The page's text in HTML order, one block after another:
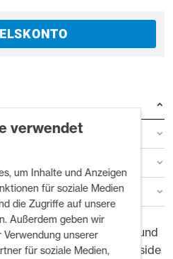
verwendet
um Inhalte und Anzeigen
für soziale Medien
die Zugriffe auf unsere
Außerdem geben wir
unserer
für soziale Medien,
ist ständig im Einsatz, und
zuverlässig sein. Die Highside